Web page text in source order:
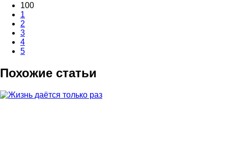
100
1
2
3
4
5
Похожие статьи